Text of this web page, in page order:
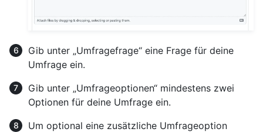
Gib unter „Umfragefrage“ eine Frage für deine
Umfrage ein.
Gib unter „Umfrageoptionen“ mindestens zwei
Optionen für deine Umfrage ein.
Um optional eine zusätzliche Umfrageoption